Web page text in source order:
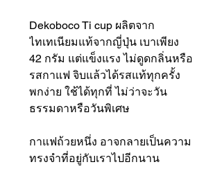
Dekoboco Ti cup ผลิตจาก
ไทเทเนียมแท้จากญี่ปุ่น เบาเพียง
42 กรัม แต่แข็งแรง ไม่ดูดกลิ่นหรือ
รสกาแฟ จิบแล้วได้รสแท้ทุกครั้ง
พกง่าย ใช้ได้ทุกที่ ไม่ว่าจะวัน
ธรรมดาหรือวันพิเศษ
กาแฟถ้วยหนึ่ง อาจกลายเป็นความ
ทรงจำที่อยู่กับเราไปอีกนาน